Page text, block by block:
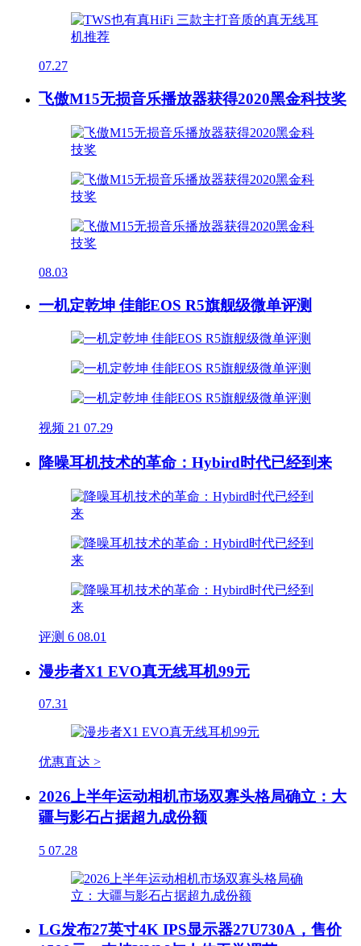
07.27
飞傲M15无损音乐播放器获得2020黑金科技奖
08.03
一机定乾坤 佳能EOS R5旗舰级微单评测
视频 21 07.29
降噪耳机技术的革命：Hybird时代已经到来
评测 6 08.01
漫步者X1 EVO真无线耳机99元
07.31
优惠直达 >
2026上半年运动相机市场双寡头格局确立：大
疆与影石占据超九成份额
5 07.28
LG发布27英寸4K IPS显示器27U730A，售价